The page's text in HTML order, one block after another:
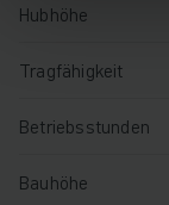
Hubhöhe
Tragfähigkeit
Betriebsstunden
Bauhöhe